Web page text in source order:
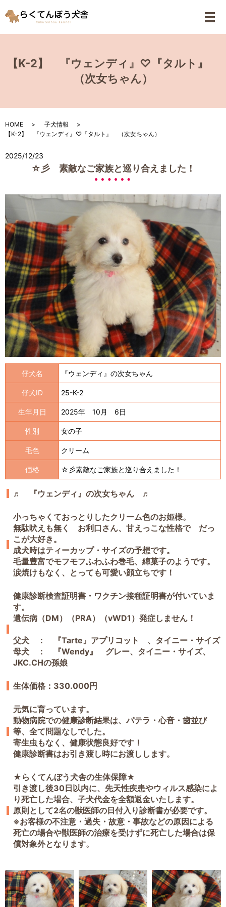
メ
【K-2】 『ウェンディ』♡『タルト』
（次女ちゃん）
HOME
子犬情報
【K-2】 『ウェンディ』♡『タルト』 （次女ちゃん）
2025/12/23
☆彡 素敵なご家族と巡り合えました！
仔犬名 『ウェンディ』の次女ちゃん
仔犬ID 25-K-2
生年月日 2025年 10月 6日
性別 女の子
毛色 クリーム
価格 ☆彡素敵なご家族と巡り合えました！
♬ 『ウェンディ』の次女ちゃん ♬
小っちゃくておっとりしたクリーム色のお姫様。
無駄吠えも無く お利口さん、甘えっこな性格で だっ
こが大好き。
成犬時はティーカップ・サイズの予想です。
毛量豊富でモフモフふわふわ巻毛、綿菓子のようです。
涙焼けもなく、とっても可愛い顔立ちです！
健康診断検査証明書・ワクチン接種証明書が付いていま
す。
遺伝病（DM）（PRA）（vWD1）発症しません！
父犬 ： 『Tarte』アプリコット 、タイニー・サイズ
母犬 ： 『Wendy』 グレー、タイニー・サイズ、
JKC.CHの孫娘
生体価格：330.000円
元気に育っています。
動物病院での健康診断結果は、パテラ・心音・歯並び
等、全て問題なしでした。
寄生虫もなく、健康状態良好です！
健康診断書はお引き渡し時にお渡しします。
★らくてんぼう犬舎の生体保障★
引き渡し後30日以内に、先天性疾患やウィルス感染によ
り死亡した場合、子犬代金を全額返金いたします。
原則として2名の獣医師の日付入り診断書が必要です。
※お客様の不注意・過失・故意・事故などの原因による
死亡の場合や獣医師の治療を受けずに死亡した場合は保
償対象外となります。